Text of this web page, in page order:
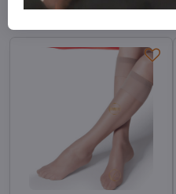
Alternative